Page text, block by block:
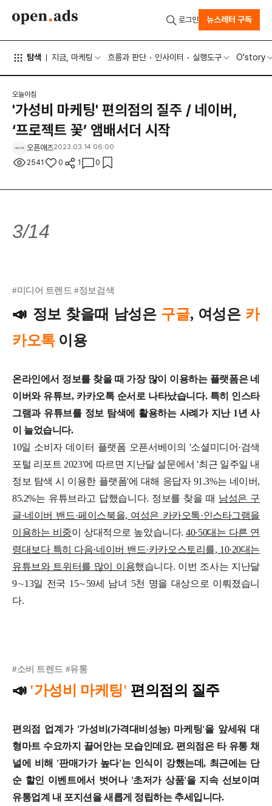
탐색 지금, 마케팅 흐름과 판단 인사이터 실행도구 O'story
로그인 뉴스레터 구독
오늘아침
'가성비 마케팅' 편의점의 질주 / 네이버,
‘프로젝트 꽃’ 앰배서더 시작
오픈애즈2023.03.14 06:00
2541 0 1 0
3/14
#미디어 트렌드 #정보검색
📣 정보 찾을때 남성은구글, 여성은 카
카오톡이용
온라인에서 정보를 찾을 때 가장 많이 이용하는 플랫폼은 네
이버와 유튜브, 카카오톡 순서로 나타났습니다. 특히 인스타
그램과 유튜브를 정보 탐색에 활용하는 사례가 지난 1년 사
이 늘었습니다.
10일 소비자 데이터 플랫폼 오픈서베이의 '소셜미디어·검색
포털 리포트 2023'에 따르면 지난달 설문에서 '최근 일주일 내
정보 탐색 시 이용한 플랫폼'에 대해 응답자 91.3%는 네이버,
85.2%는 유튜브라고 답했습니다. 정보를 찾을 때 남성은 구
글·네이버 밴드·페이스북을, 여성은 카카오톡·인스타그램을
이용하는 비중이 상대적으로 높았습니다.40·50대는 다른 연
령대보다 특히 다음·네이버 밴드·카카오스토리를, 10·20대는
유튜브와 트위터를 많이 이용했습니다. 이번 조사는 지난달
9∼13일 전국 15∼59세 남녀 5천 명을 대상으로 이뤄졌습니
다.
#소비 트렌드 #유통
📣 '가성비 마케팅' 편의점의 질주
편의점 업계가 '가성비(가격대비성능) 마케팅'을 앞세워 대
형마트 수요까지 끌어안는 모습인데요.편의점은 타 유통 채
널에 비해 '판매가가 높다'는 인식이 강했는데, 최근에는 단
순 할인 이벤트에서 벗어나 '초저가 상품'을 지속 선보이며
유통업계 내 포지션을 새롭게 정립하는 추세입니다.